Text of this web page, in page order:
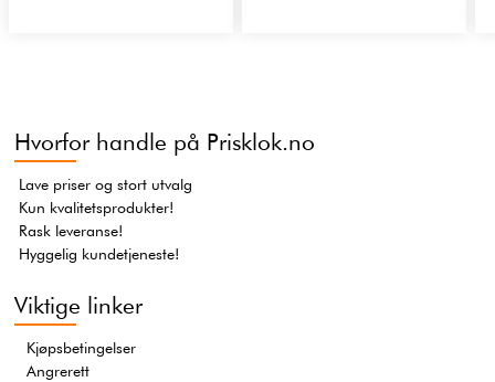
Hvorfor handle på Prisklok.no
Lave priser og stort utvalg
Kun kvalitetsprodukter!
Rask leveranse!
Hyggelig kundetjeneste!
Viktige linker
Kjøpsbetingelser
Angrerett